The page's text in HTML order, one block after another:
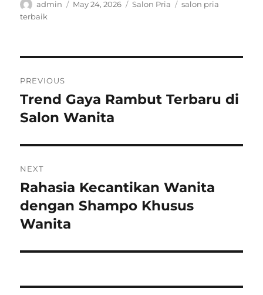
Author
admin
Posted
May 24, 2026 Categories
Salon Pria Tags
salon pria
terbaik
navigation
PREVIOUS
Previous
post:
Trend Gaya Rambut Terbaru di
Salon Wanita
NEXT
Next
post:
Rahasia Kecantikan Wanita
dengan Shampo Khusus
Wanita